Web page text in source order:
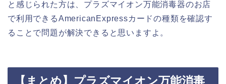
と感じられた方は、プラズマイオン万能消毒器のお店
で利用できるAmericanExpressカードの種類を確認す
ることで問題が解決できると思いますよ。
【まとめ】プラズマイオン万能消毒